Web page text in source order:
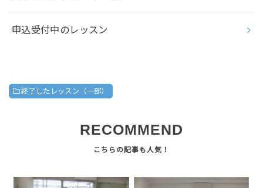
申込受付中のレッスン
終了したレッスン（一部）
RECOMMEND